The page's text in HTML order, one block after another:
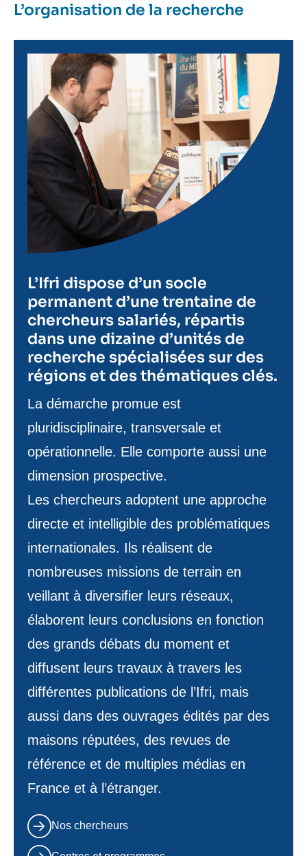
L’organisation de la recherche
Image
L’Ifri dispose d’un socle
permanent d’une trentaine de
chercheurs salariés, répartis
dans une dizaine d’unités de
recherche spécialisées sur des
régions et des thématiques clés.
Texte
de
contenu
La démarche promue est
pluridisciplinaire, transversale et
opérationnelle. Elle comporte aussi une
dimension prospective.
Les chercheurs adoptent une approche
directe et intelligible des problématiques
internationales. Ils réalisent de
nombreuses missions de terrain en
veillant à diversifier leurs réseaux,
élaborent leurs conclusions en fonction
des grands débats du moment et
diffusent leurs travaux à travers les
différentes publications de l’Ifri, mais
aussi dans des ouvrages édités par des
maisons réputées, des revues de
référence et de multiples médias en
France et à l’étranger.
Nos chercheurs